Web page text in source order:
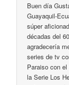
Buen día
Guayaquil-
súper
décadas del
agradecería
series de tv
Paraiso con
la Serie Los